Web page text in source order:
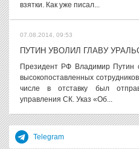
взятки. Как уже писал...
07.08.2014, 09:53
ПУТИН УВОЛИЛ ГЛАВУ
Президент РФ Владимир Путин
высокопоставленных
числе в отставку был
управления СК. Указ «Об...
Telegram